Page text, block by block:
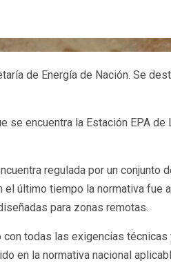
de Energía de Nación. Se
encuentra la Estación EPA
regulada por un conjunto
último tiempo la normativa fue
para zonas remotas.
todas las exigencias
en la normativa nacional